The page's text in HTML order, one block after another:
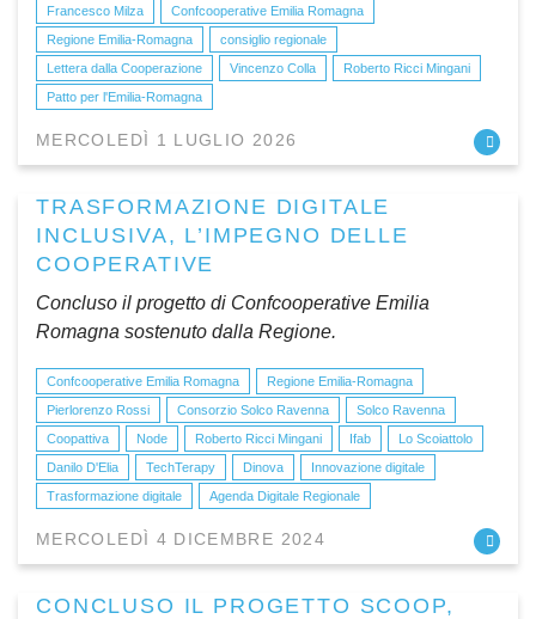
Francesco Milza
Confcooperative Emilia Romagna
Regione Emilia-Romagna
consiglio regionale
Lettera dalla Cooperazione
Vincenzo Colla
Roberto Ricci Mingani
Patto per l'Emilia-Romagna
MERCOLEDÌ 1 LUGLIO 2026
TRASFORMAZIONE DIGITALE
INCLUSIVA, L’IMPEGNO DELLE
COOPERATIVE
Concluso il progetto di Confcooperative Emilia
Romagna sostenuto dalla Regione.
Confcooperative Emilia Romagna
Regione Emilia-Romagna
Pierlorenzo Rossi
Consorzio Solco Ravenna
Solco Ravenna
Coopattiva
Node Roberto Ricci Mingani Ifab
Lo Scoiattolo
Danilo D'Elia
TechTerapy Dinova
Innovazione digitale
Trasformazione digitale
Agenda Digitale Regionale
MERCOLEDÌ 4 DICEMBRE 2024
CONCLUSO IL PROGETTO SCOOP,